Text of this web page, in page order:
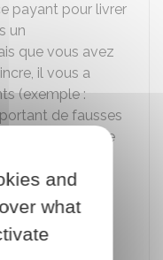
payant pour livrer
un
que vous avez
il vous a
(exemple :
de fausses
la personne ne
préciser la
et/ou qu'un
and
what